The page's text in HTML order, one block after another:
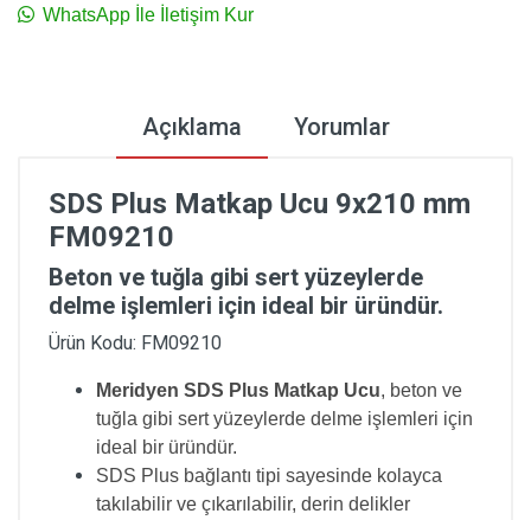
WhatsApp İle İletişim Kur
Açıklama Yorumlar
SDS Plus Matkap Ucu 9x210 mm
FM09210
Beton ve tuğla gibi sert yüzeylerde
delme işlemleri için ideal bir üründür.
Ürün Kodu: FM09210
Meridyen SDS Plus Matkap Ucu, beton ve
tuğla gibi sert yüzeylerde delme işlemleri için
ideal bir üründür.
SDS Plus bağlantı tipi sayesinde kolayca
takılabilir ve çıkarılabilir, derin delikler